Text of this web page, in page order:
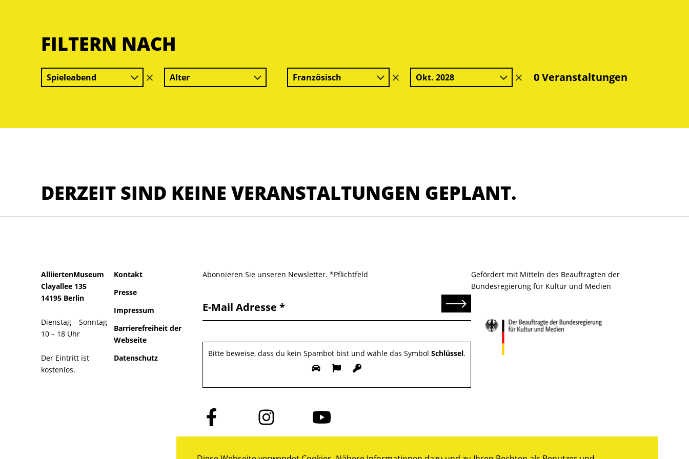
FILTERN NACH
Spieleabend
Filter
löschen
Alter Französisch
Filter
löschen
Okt. 2028
Filter0 Veranstaltungen
DERZEIT SIND KEINE VERANSTALTUNGEN GEPLANT.
AlliiertenMuseum
Clayallee 135
14195 Berlin
Dienstag – Sonntag
10 – 18 Uhr
Der Eintritt ist
kostenlos.
Kontakt
Presse
Impressum
Barrierefreiheit der
Webseite
Datenschutz
Abonnieren Sie unseren Newsletter. *Pflichtfeld
E-Mail Adresse Senden
Bitte beweise, dass du kein Spambot bist und wähle das Symbol Schlüssel.
Folge
uns
auf
Folge
uns
auf
Folge
uns
auf
Gefördert mit Mitteln des Beauftragten der
Bundesregierung für Kultur und Medien